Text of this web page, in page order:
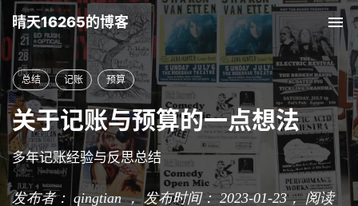
晴天16265的博客
总结 记账 预算
关于记账与预算的一点想法
多年记账经验与反思总结
发布者： qingtian ， 发布时间： 2023-01-23，阅读